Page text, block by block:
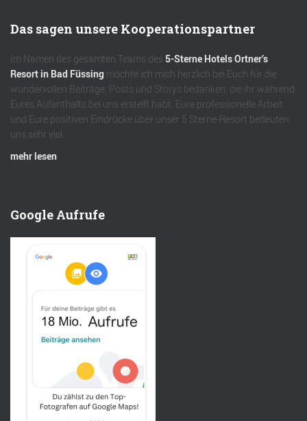
Das sagen unsere Kooperationspartner
Im Namen des gesamten Teams des 5-Sterne Hotels Ortner’s
Resort in Bad Füssing möchte ich mich herzlich bei Euch für die
wundervollen Beiträge, Posts und Storys bedanken, die ihr während
Eures Aufenthalts bei uns erstellt habt. Eure professionelle Arbeit
und Eure positiven Eindrücke über unser 5 Sterne-Resort bedeuten
uns sehr viel.
mehr lesen
Google Aufrufe